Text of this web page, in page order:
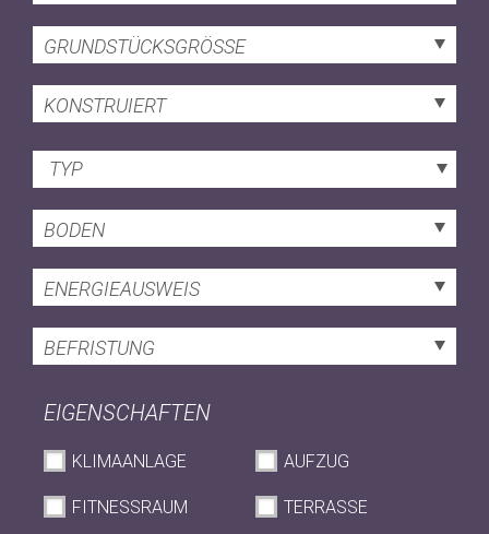
GRUNDSTÜCKSGRÖSSE
KONSTRUIERT
TYP
BODEN
ENERGIEAUSWEIS
BEFRISTUNG
EIGENSCHAFTEN
KLIMAANLAGE AUFZUG
FITNESSRAUM TERRASSE